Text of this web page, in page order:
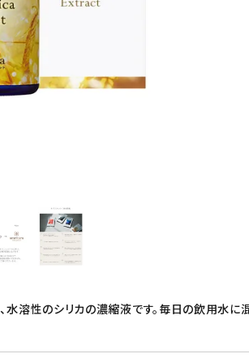
溶性のシリカの濃縮液です。毎日の飲用水に